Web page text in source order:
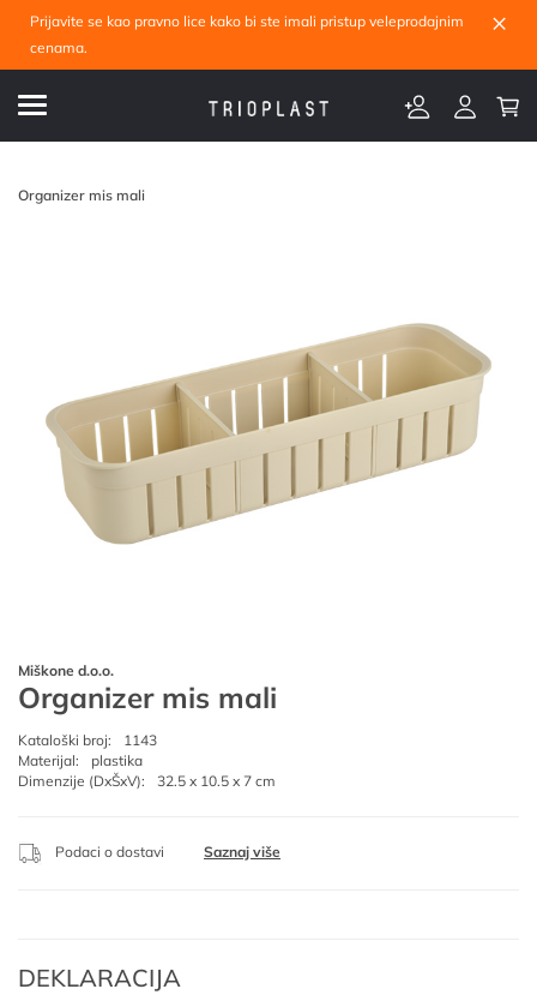
Prijavite se kao pravno lice kako bi ste imali pristup veleprodajnim
cenama.
×
Organizer mis mali
Miškone d.o.o.
Organizer mis mali
Kataloški broj:
1143
Materijal:
plastika
Dimenzije (DxŠxV):
32.5 x 10.5 x 7 cm
Podaci o dostavi Saznaj više
DEKLARACIJA